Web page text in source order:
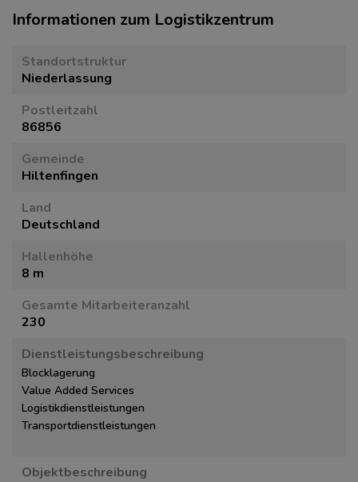
Informationen zum Logistikzentrum
Standortstruktur
Niederlassung
Postleitzahl
86856
Gemeinde
Hiltenfingen
Land
Deutschland
Hallenhöhe
8 m
Gesamte Mitarbeiteranzahl
230
Dienstleistungsbeschreibung
Blocklagerung
Value Added Services
Logistikdienstleistungen
Transportdienstleistungen
Objektbeschreibung